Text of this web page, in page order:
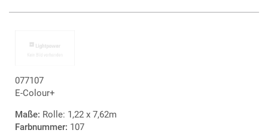
077107
E-Colour+
Maße: Rolle: 1,22 x 7,62m
Farbnummer: 107